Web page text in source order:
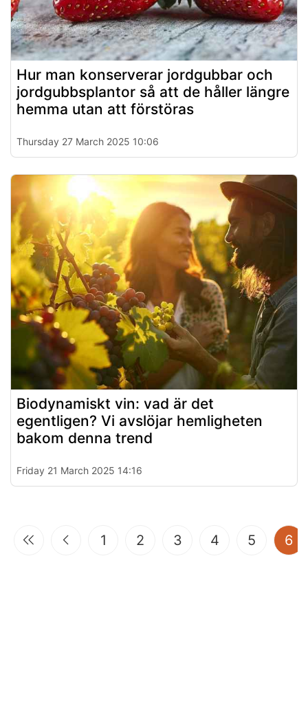
Hur man konserverar jordgubbar och
jordgubbsplantor så att de håller längre
hemma utan att förstöras
Thursday 27 March 2025 10:06
Biodynamiskt vin: vad är det
egentligen? Vi avslöjar hemligheten
bakom denna trend
Friday 21 March 2025 14:16
1 2 3 4 5 6